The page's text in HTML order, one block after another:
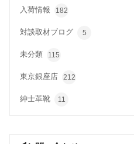
入荷情報 182
対談取材ブログ 5
未分類 115
東京銀座店 212
紳士革靴 11